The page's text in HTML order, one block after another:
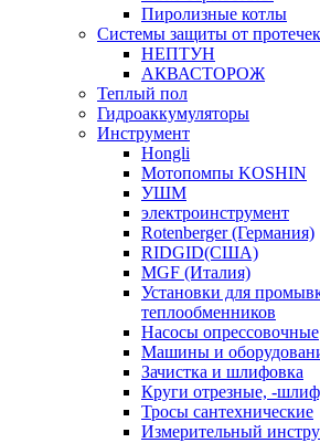
Пиролизные котлы
Системы защиты от протечек
НЕПТУН
АКВАСТОРОЖ
Теплый пол
Гидроаккумуляторы
Инструмент
Hongli
Мотопомпы KOSHIN
УШМ
электроинструмент
Rotenberger (Германия)
RIDGID(США)
MGF (Италия)
Установки для
теплообменников
Насосы опрессовочные
Машины и
Зачистка и шлифовка
Круги отрезные, -
Тросы сантехнические
Измерительный